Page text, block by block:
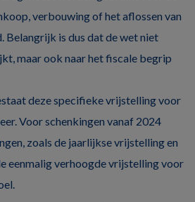
verbouwing of het aflossen van
Belangrijk is dus dat de wet niet
maar ook naar het fiscale begrip
deze specifieke vrijstelling voor
Voor schenkingen vanaf 2024
zoals de jaarlijkse vrijstelling en
eenmalig verhoogde vrijstelling voor